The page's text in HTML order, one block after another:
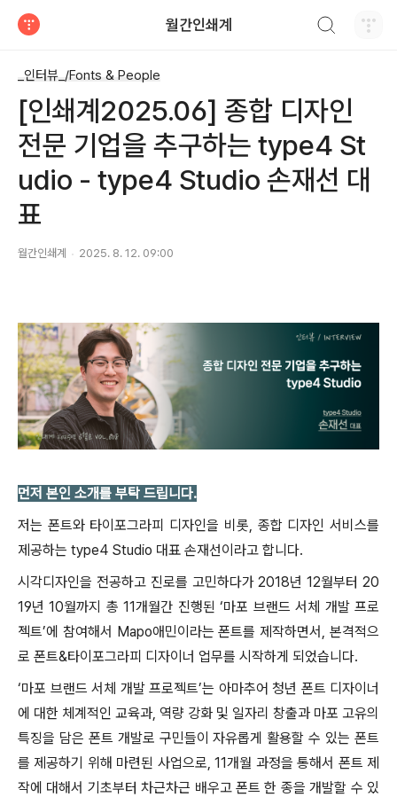
월간인쇄계
_인터뷰_/Fonts & People
[인쇄계2025.06] 종합 디자인
전문 기업을 추구하는 type4 St
udio - type4 Studio 손재선 대
표
월간인쇄계 2025. 8. 12. 09:00
먼저 본인 소개를 부탁 드립니다.
저는 폰트와 타이포그라피 디자인을 비롯, 종합 디자인 서비스를
제공하는 type4 Studio 대표 손재선이라고 합니다.
시각디자인을 전공하고 진로를 고민하다가 2018년 12월부터 20
19년 10월까지 총 11개월간 진행된 ‘마포 브랜드 서체 개발 프로
젝트’에 참여해서 Mapo애민이라는 폰트를 제작하면서, 본격적으
로 폰트&타이포그라피 디자이너 업무를 시작하게 되었습니다.
‘마포 브랜드 서체 개발 프로젝트’는 아마추어 청년 폰트 디자이너
에 대한 체계적인 교육과, 역량 강화 및 일자리 창출과 마포 고유의
특징을 담은 폰트 개발로 구민들이 자유롭게 활용할 수 있는 폰트
를 제공하기 위해 마련된 사업으로, 11개월 과정을 통해서 폰트 제
작에 대해서 기초부터 차근차근 배우고 폰트 한 종을 개발할 수 있